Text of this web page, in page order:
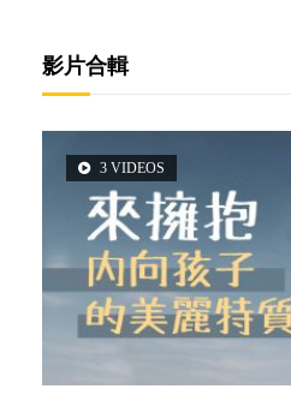
影片合輯
3 VIDEOS
5 VIDEOS
14 VIDEOS
2 VIDEOS
6 VIDEOS